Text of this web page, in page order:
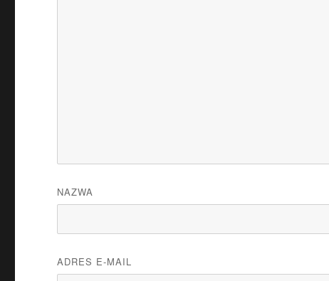
NAZWA
ADRES E-MAIL